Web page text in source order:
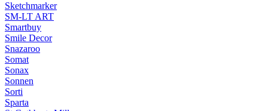
Sketchmarker
SM-LT ART
Smartbuy
Smile Decor
Snazaroo
Somat
Sonax
Sonnen
Sorti
Sparta